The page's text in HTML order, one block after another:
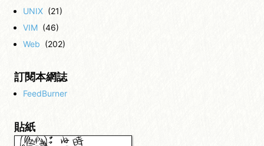
UNIX (21)
VIM (46)
Web (202)
訂閱本網誌
FeedBurner
貼紙